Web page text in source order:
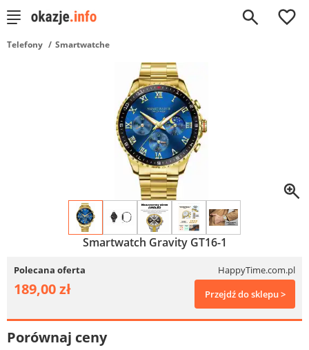
0
Telefony Smartwatche
Smartwatch Gravity GT16-1
Polecana oferta HappyTime.com.pl
189,00 zł Przejdź do sklepu >
Porównaj ceny